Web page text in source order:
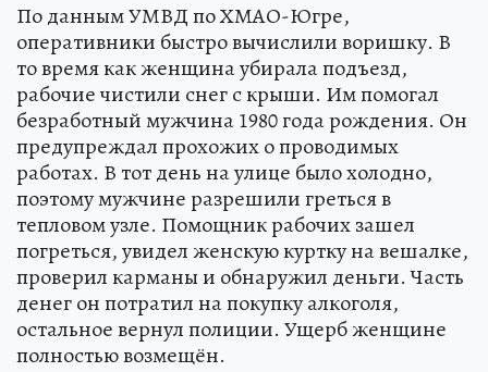
По данным УМВД по ХМАО-Югре,
оперативники быстро вычислили воришку. В
то время как женщина убирала подъезд,
рабочие чистили снег с крыши. Им помогал
безработный мужчина 1980 года рождения. Он
предупреждал прохожих о проводимых
работах. В тот день на улице было холодно,
поэтому мужчине разрешили греться в
тепловом узле. Помощник рабочих зашел
погреться, увидел женскую куртку на вешалке,
проверил карманы и обнаружил деньги. Часть
денег он потратил на покупку алкоголя,
остальное вернул полиции. Ущерб женщине
полностью возмещён.